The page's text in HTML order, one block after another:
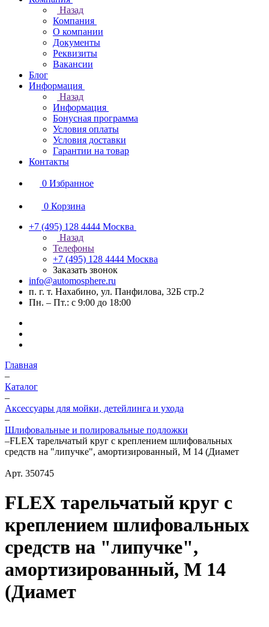
Назад
Компания
О компании
Документы
Реквизиты
Вакансии
Блог
Информация
Назад
Информация
Бонусная программа
Условия оплаты
Условия доставки
Гарантии на товар
Контакты
0 Избранное
0 Корзина
+7 (495) 128 4444 Москва
Назад
Телефоны
+7 (495) 128 4444 Москва
Заказать звонок
info@automosphere.ru
п. г. т. Нахабино, ул. Панфилова, 32Б стр.2
Пн. – Пт.: с 9:00 до 18:00
Главная
–
Каталог
–
Аксессуары для мойки, детейлинга и ухода
–
Шлифовальные и полировальные подложки
–FLEX тарельчатый круг с креплением шлифовальных
средств на "липучке", амортизированный, M 14 (Диамет
Арт. 350745
FLEX тарельчатый круг с
креплением шлифовальных
средств на "липучке",
амортизированный, M 14
(Диамет